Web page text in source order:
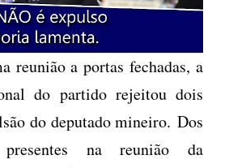
reunião a portas fechadas, a
do partido rejeitou dois
do deputado mineiro. Dos
na reunião da